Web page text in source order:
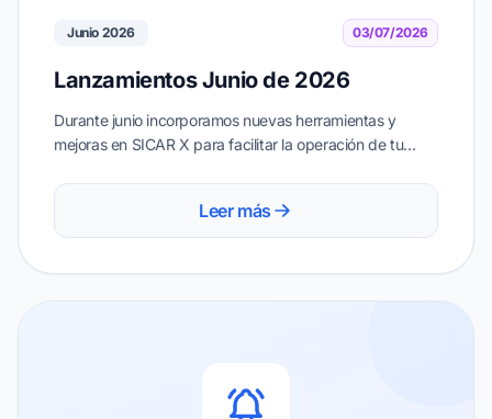
Junio 2026 03/07/2026
Lanzamientos Junio de 2026
Durante junio incorporamos nuevas herramientas y
mejoras en SICAR X para facilitar la operación de tu
sencilla y organizada.
Leer más